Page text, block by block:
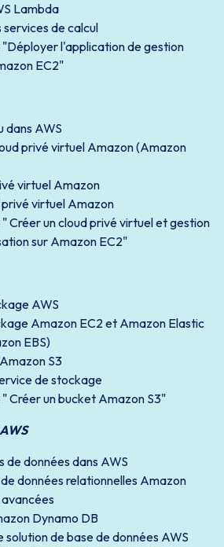
Lambda
de calcul
"Déployer l'application de gestion
EC2"
dans AWS
privé virtuel Amazon (Amazon
virtuel Amazon
virtuel Amazon
" Créer un cloud privé virtuel et gestion
sur Amazon EC2"
AWS
Amazon EC2 et Amazon Elastic
EBS)
S3
de stockage
" Créer un bucket Amazon S3"
de données dans AWS
données relationnelles Amazon
Dynamo DB
solution de base de données AWS